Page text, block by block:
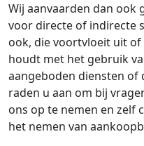
Wij aanvaarden dan ook
voor directe of indirecte
ook, die voortvloeit uit
houdt met het gebruik
aangeboden diensten of
raden u aan om bij
ons op te nemen en zelf
het nemen van